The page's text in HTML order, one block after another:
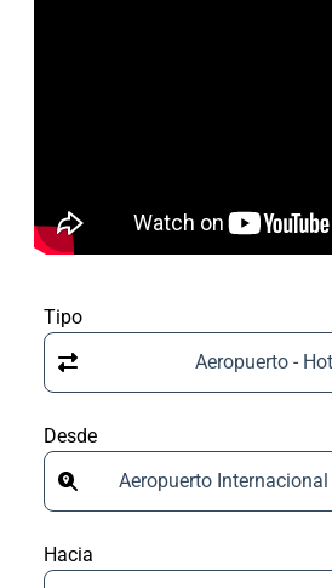
Tipo
Aeropuerto -
Desde
Aeropuerto Internacional
Hacia